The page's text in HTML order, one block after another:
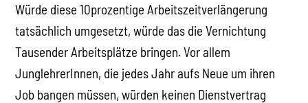
Würde diese 10prozentige Arbeitszeitverlängerung
tatsächlich umgesetzt, würde das die Vernichtung
Tausender Arbeitsplätze bringen. Vor allem
JunglehrerInnen, die jedes Jahr aufs Neue um ihren
Job bangen müssen, würden keinen Dienstvertrag